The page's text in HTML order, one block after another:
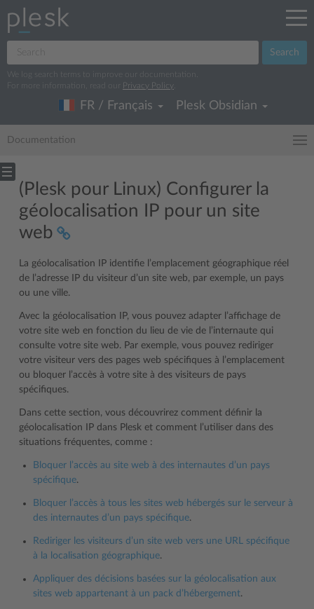
Search
We log search terms to improve our documentation.
For more information, read our
Privacy Policy
FR / Français Plesk Obsidian
Documentation
(Plesk pour Linux) Configurer la
géolocalisation IP pour un site
web
La géolocalisation IP identifie l’emplacement géographique réel
de l’adresse IP du visiteur d’un site web, par exemple, un pays
ou une ville.
Avec la géolocalisation IP, vous pouvez adapter l’affichage de
votre site web en fonction du lieu de vie de l’internaute qui
consulte votre site web. Par exemple, vous pouvez rediriger
votre visiteur vers des pages web spécifiques à l’emplacement
ou bloquer l’accès à votre site à des visiteurs de pays
spécifiques.
Dans cette section, vous découvrirez comment définir la
géolocalisation IP dans Plesk et comment l’utiliser dans des
situations fréquentes, comme :
Bloquer l’accès au site web à des internautes d’un pays
spécifique.
Bloquer l’accès à tous les sites web hébergés sur le serveur à
des internautes d’un pays spécifique.
Rediriger les visiteurs d’un site web vers une URL spécifique
à la localisation géographique.
Appliquer des décisions basées sur la géolocalisation aux
sites web appartenant à un pack d’hébergement.